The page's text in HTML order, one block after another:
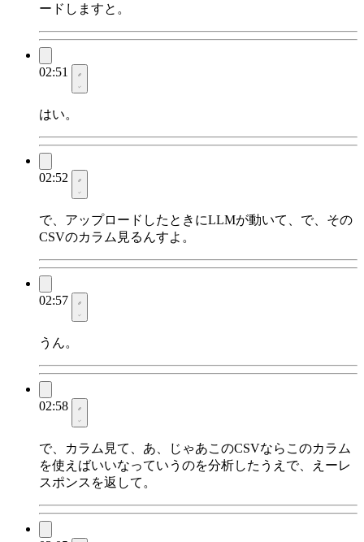
ードしますと。
02:51
はい。
02:52
で、アップロードしたときにLLMが動いて、で、その
CSVのカラム見るんすよ。
02:57
うん。
02:58
で、カラム見て、あ、じゃあこのCSVならこのカラム
を使えばいいなっていうのを分析したうえで、えーレ
スポンスを返して。